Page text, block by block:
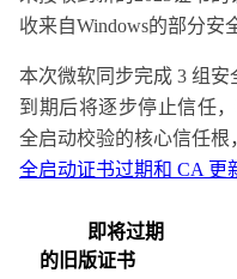
收来自Windows的部分安
本次微软同步完成 3 组
到期后将逐步停止信任
全启动校验的核心信任根
全启动证书过期和 CA 更
的旧版证书